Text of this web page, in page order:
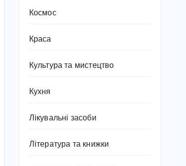
Космос
Краса
Культура та мистецтво
Кухня
Лікувальні засоби
Література та книжки